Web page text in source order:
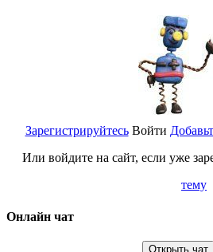
Зарегистрируйтесь
Или войдите на сайт, если уже
Войти
тему
Онлайн чат
Открыть чат